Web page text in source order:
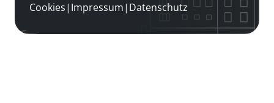
Cookies| Impressum| Datenschutz